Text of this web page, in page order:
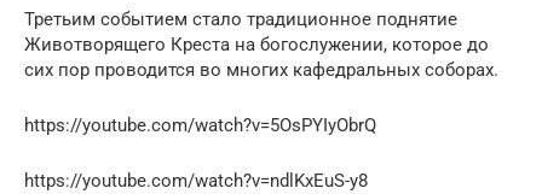
Третьим событием стало традиционное поднятие
Животворящего Креста на богослужении, которое до
сих пор проводится во многих кафедральных соборах.
https://youtube.com/watch?v=5OsPYIyObrQ
https://youtube.com/watch?v=ndlKxEuS-y8